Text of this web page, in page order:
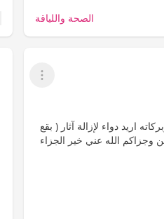
الصحة واللياقة
عرض
اريد دواء لإزالة آثار ( بقع
وجزاكم الله عني خير الجزاء